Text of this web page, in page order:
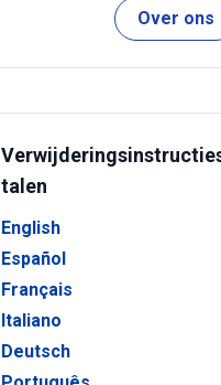
Over ons
talen
English
Español
Français
Italiano
Deutsch